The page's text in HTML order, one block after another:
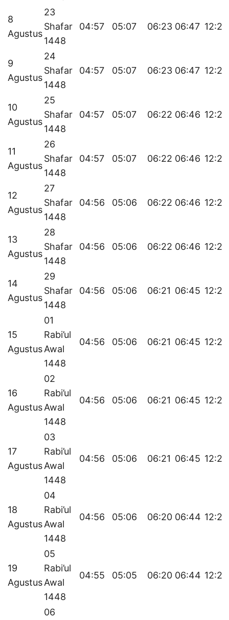
8
Agustus
23
Shafar
1448
04:57 05:07 06:23 06:47 12:27
9
Agustus
24
Shafar
1448
04:57 05:07 06:23 06:47 12:27
10
Agustus
25
Shafar
1448
04:57 05:07 06:22 06:46 12:27
11
Agustus
26
Shafar
1448
04:57 05:07 06:22 06:46 12:27
12
Agustus
27
Shafar
1448
04:56 05:06 06:22 06:46 12:26
13
Agustus
28
Shafar
1448
04:56 05:06 06:22 06:46 12:26
14
Agustus
29
Shafar
1448
04:56 05:06 06:21 06:45 12:26
15
Agustus
01
Rabi’ul
Awal
1448
04:56 05:06 06:21 06:45 12:26
16
Agustus
02
Rabi’ul
Awal
1448
04:56 05:06 06:21 06:45 12:26
17
Agustus
03
Rabi’ul
Awal
1448
04:56 05:06 06:21 06:45 12:25
18
Agustus
04
Rabi’ul
Awal
1448
04:56 05:06 06:20 06:44 12:25
19
Agustus
05
Rabi’ul
Awal
1448
04:55 05:05 06:20 06:44 12:25
06